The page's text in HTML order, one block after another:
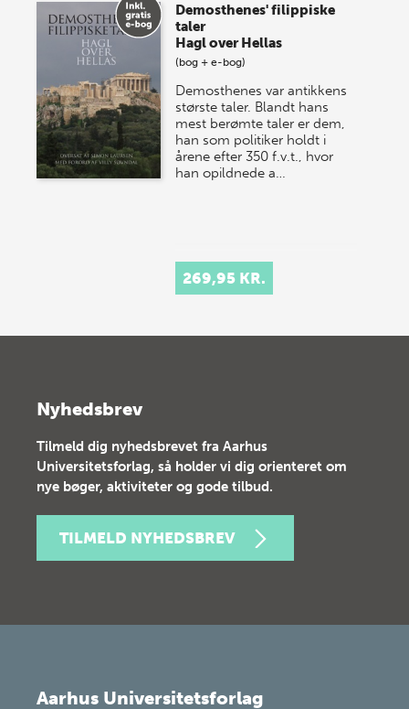
Demosthenes' filippiske
taler
Hagl over Hellas
(bog + e-bog)
Demosthenes var antikkens
største taler. Blandt hans
mest berømte taler er dem,
han som politiker holdt i
årene efter 350 f.v.t., hvor
han opildnede a…
269,95 KR.
Nyhedsbrev
Tilmeld dig nyhedsbrevet fra Aarhus
Universitetsforlag, så holder vi dig orienteret om
nye bøger, aktiviteter og gode tilbud.
TILMELD NYHEDSBREV
Aarhus Universitetsforlag